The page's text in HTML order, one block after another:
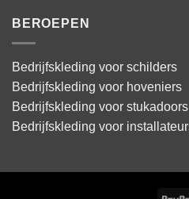
BEROEPEN
Bedrijfskleding voor schilders
Bedrijfskleding voor hoveniers
Bedrijfskleding voor stukadoors
Bedrijfskleding voor